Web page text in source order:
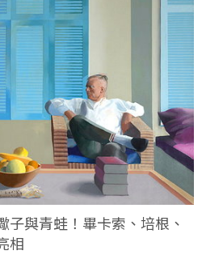
子與青蛙！畢卡索、培根、
相